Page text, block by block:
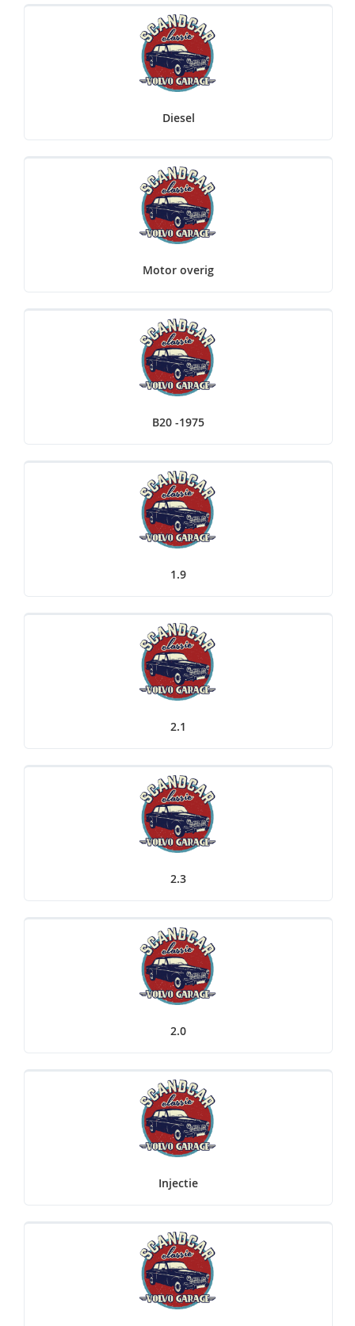
Diesel
Motor overig
B20 -1975
1.9
2.1
2.3
2.0
Injectie